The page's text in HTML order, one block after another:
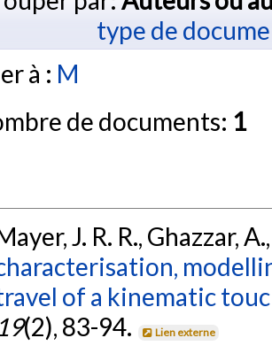
type de
à : M
de documents: 1
J. R. R., Ghazzar,
of a kinematic
(2), 83-94. Lien externe